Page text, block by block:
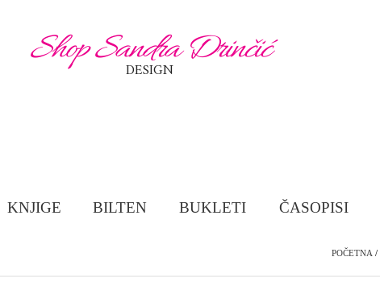
Shop Sandra Drinčić
DESIGN
KNJIGE BILTEN BUKLETI ČASOPISI
POČETNA /